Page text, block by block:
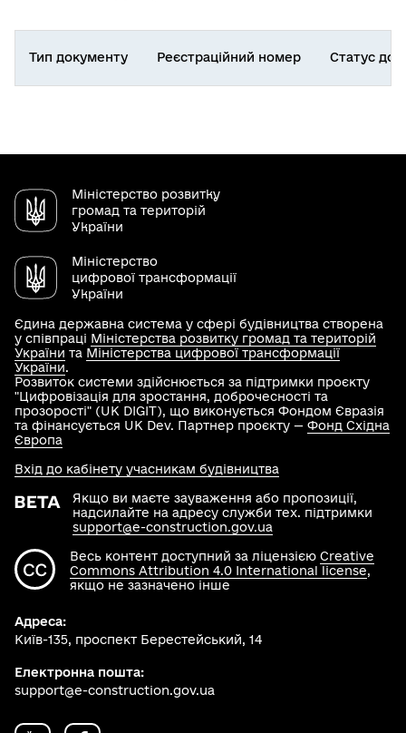
Тип документу Реєстраційний номер Статус
Міністерство розвитку
громад та територій
України
Міністерство
цифрової трансформації
України
Єдина державна система у сфері будівництва створена
у співпраці Міністерства розвитку громад та територій
України та Міністерства цифрової трансформації
України.
Розвиток системи здійснюється за підтримки проєкту
"Цифровізація для зростання, доброчесності та
прозорості" (UK DIGIT), що виконується Фондом Євразія
та фінансується UK Dev. Партнер проєкту — Фонд Східна
Європа
Якщо ви маєте зауваження або пропозиції,
надсилайте на адресу служби тех. підтримки
support@e-construction.gov.ua
Весь контент доступний за ліцензією Creative
Commons Attribution 4.0 International license,
якщо не зазначено інше
Вхід до кабінету учасникам будівництва
Адреса:
Київ-135, проспект Берестейський, 14
Електронна пошта:
support@e-construction.gov.ua